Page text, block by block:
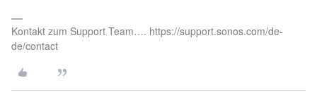
Kontakt zum Support Team…. https://support.sonos.com/de-
de/contact